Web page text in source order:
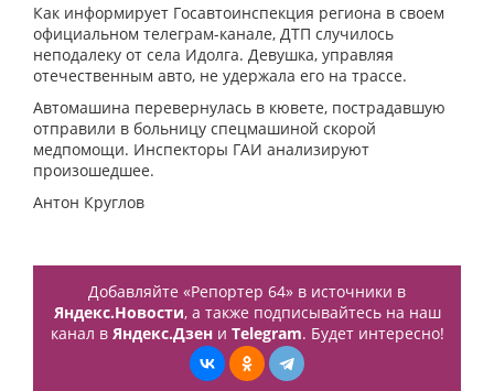
Как информирует Госавтоинспекция региона в своем
официальном телеграм-канале, ДТП случилось
неподалеку от села Идолга. Девушка, управляя
отечественным авто, не удержала его на трассе.
Автомашина перевернулась в кювете, пострадавшую
отправили в больницу спецмашиной скорой
медпомощи. Инспекторы ГАИ анализируют
произошедшее.
Антон Круглов
Добавляйте «Репортер 64» в источники в
Яндекс.Новости, а также подписывайтесь на наш
канал в Яндекс.Дзени Telegram. Будет интересно!